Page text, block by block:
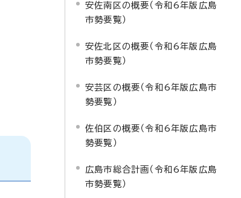
安佐南区の概要（令和6年版広島
市勢要覧）
安佐北区の概要（令和6年版広島
市勢要覧）
安芸区の概要（令和6年版広島市
勢要覧）
佐伯区の概要（令和6年版広島市
勢要覧）
広島市総合計画（令和6年版広島
市勢要覧）